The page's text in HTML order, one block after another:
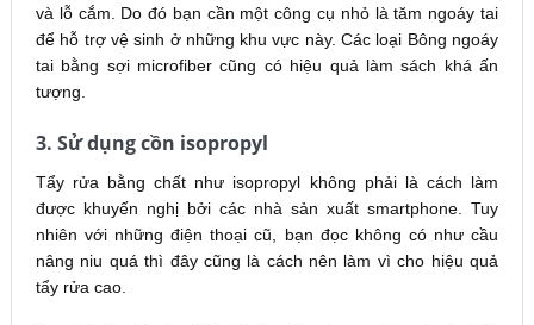
và lỗ cắm. Do đó bạn cần một công cụ nhỏ là tăm ngoáy tai
để hỗ trợ vệ sinh ở những khu vực này. Các loại Bông ngoáy
tai bằng sợi microfiber cũng có hiệu quả làm sách khá ấn
tượng.
3. Sử dụng cồn isopropyl
Tẩy rửa bằng chất như isopropyl không phải là cách làm
được khuyến nghị bởi các nhà sản xuất smartphone. Tuy
nhiên với những điện thoại cũ, bạn đọc không có như cầu
nâng niu quá thì đây cũng là cách nên làm vì cho hiệu quả
tẩy rửa cao.